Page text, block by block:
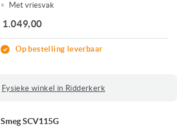
Met vriesvak
1.049,00
Op bestelling leverbaar
Fysieke winkel in Ridderkerk
Smeg SCV115G